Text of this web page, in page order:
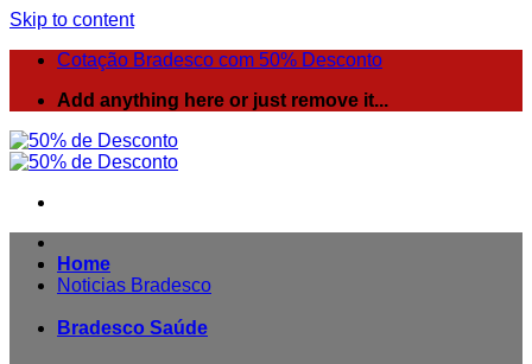
Skip to content
Cotação Bradesco com 50% Desconto
Add anything here or just remove it...
Noticias Bradesco
Home
Bradesco Saúde